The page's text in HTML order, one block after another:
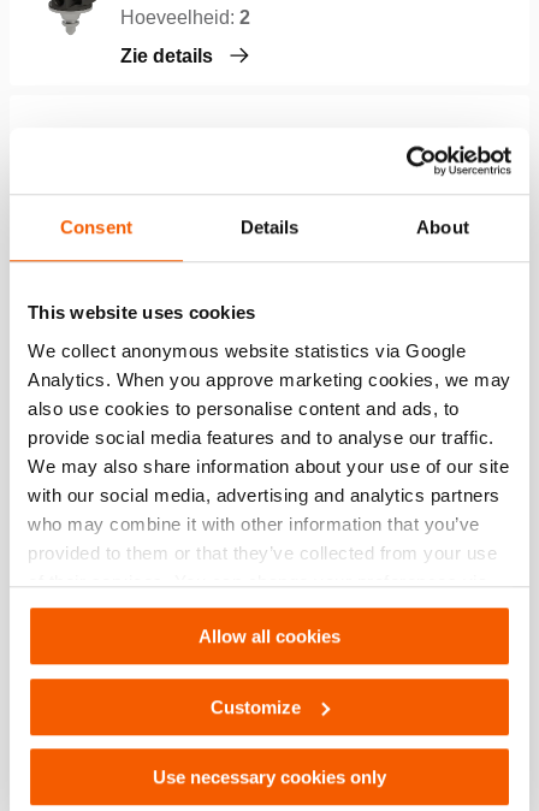
Consent Details About
This website uses cookies
We collect anonymous website statistics via Google
Analytics. When you approve marketing cookies, we may
also use cookies to personalise content and ads, to
provide social media features and to analyse our traffic.
We may also share information about your use of our site
with our social media, advertising and analytics partners
who may combine it with other information that you’ve
provided to them or that they’ve collected from your use
of their services. You can change your preferences via
Settings. See ourcookiestatement.
Allow all cookies
Customize
Use necessary cookies only
Hoeveelheid: 2
Zie details
Zie details
Handpomp PA 09 H 2 S 12
Hoeveelheid:2
Zie details
Spanband RBL80
Hoeveelheid: 3
Hoeveelheid:1
Zie details